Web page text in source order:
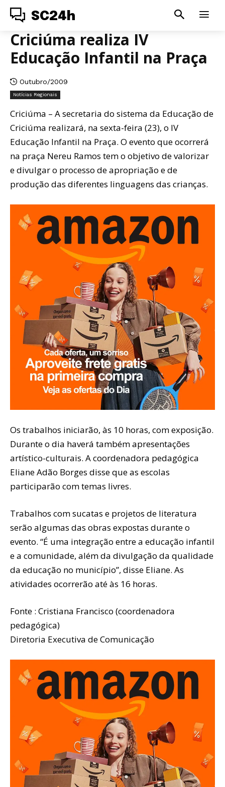
SC24h
Criciúma realiza IV
Educação Infantil na Praça
Outubro/2009
Notícias Regionais
Criciúma – A secretaria do sistema da Educação de
Criciúma realizará, na sexta-feira (23), o IV
Educação Infantil na Praça. O evento que ocorrerá
na praça Nereu Ramos tem o objetivo de valorizar
e divulgar o processo de apropriação e de
produção das diferentes linguagens das crianças.
Os trabalhos iniciarão, às 10 horas, com exposição.
Durante o dia haverá também apresentações
artístico-culturais. A coordenadora pedagógica
Eliane Adão Borges disse que as escolas
participarão com temas livres.
Trabalhos com sucatas e projetos de literatura
serão algumas das obras expostas durante o
evento. “É uma integração entre a educação infantil
e a comunidade, além da divulgação da qualidade
da educação no município”, disse Eliane. As
atividades ocorrerão até às 16 horas.
Fonte : Cristiana Francisco (coordenadora
pedagógica)
Diretoria Executiva de Comunicação